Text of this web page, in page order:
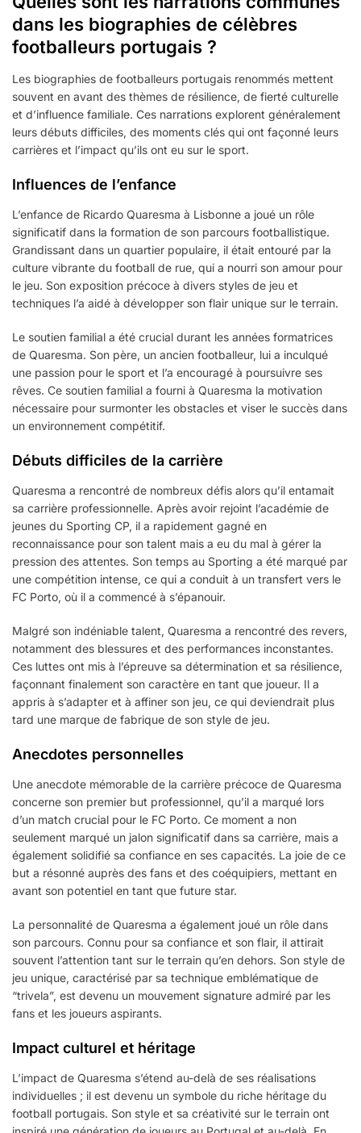
dans les biographies de célèbres
footballeurs portugais ?
Les biographies de footballeurs portugais renommés mettent
souvent en avant des thèmes de résilience, de fierté culturelle
et d’influence familiale. Ces narrations explorent généralement
leurs débuts difficiles, des moments clés qui ont façonné leurs
carrières et l’impact qu’ils ont eu sur le sport.
Influences de l’enfance
L’enfance de Ricardo Quaresma à Lisbonne a joué un rôle
significatif dans la formation de son parcours footballistique.
Grandissant dans un quartier populaire, il était entouré par la
culture vibrante du football de rue, qui a nourri son amour pour
le jeu. Son exposition précoce à divers styles de jeu et
techniques l’a aidé à développer son flair unique sur le terrain.
Le soutien familial a été crucial durant les années formatrices
de Quaresma. Son père, un ancien footballeur, lui a inculqué
une passion pour le sport et l’a encouragé à poursuivre ses
rêves. Ce soutien familial a fourni à Quaresma la motivation
nécessaire pour surmonter les obstacles et viser le succès dans
un environnement compétitif.
Débuts difficiles de la carrière
Quaresma a rencontré de nombreux défis alors qu’il entamait
sa carrière professionnelle. Après avoir rejoint l’académie de
jeunes du Sporting CP, il a rapidement gagné en
reconnaissance pour son talent mais a eu du mal à gérer la
pression des attentes. Son temps au Sporting a été marqué par
une compétition intense, ce qui a conduit à un transfert vers le
FC Porto, où il a commencé à s’épanouir.
Malgré son indéniable talent, Quaresma a rencontré des revers,
notamment des blessures et des performances inconstantes.
Ces luttes ont mis à l’épreuve sa détermination et sa résilience,
façonnant finalement son caractère en tant que joueur. Il a
appris à s’adapter et à affiner son jeu, ce qui deviendrait plus
tard une marque de fabrique de son style de jeu.
Anecdotes personnelles
Une anecdote mémorable de la carrière précoce de Quaresma
concerne son premier but professionnel, qu’il a marqué lors
d’un match crucial pour le FC Porto. Ce moment a non
seulement marqué un jalon significatif dans sa carrière, mais a
également solidifié sa confiance en ses capacités. La joie de ce
but a résonné auprès des fans et des coéquipiers, mettant en
avant son potentiel en tant que future star.
La personnalité de Quaresma a également joué un rôle dans
son parcours. Connu pour sa confiance et son flair, il attirait
souvent l’attention tant sur le terrain qu’en dehors. Son style de
jeu unique, caractérisé par sa technique emblématique de
“trivela”, est devenu un mouvement signature admiré par les
fans et les joueurs aspirants.
Impact culturel et héritage
L’impact de Quaresma s’étend au-delà de ses réalisations
individuelles ; il est devenu un symbole du riche héritage du
football portugais. Son style et sa créativité sur le terrain ont